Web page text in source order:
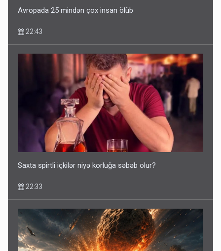
Ərdoğana sui-qəsd planının iştirakçısı detalları açıqladı
5 Avqust 16:56
Avropada 25 mindən çox insan ölüb
22:43
Saxta spirtli içkilər niyə korluğa səbəb olur?
22:33